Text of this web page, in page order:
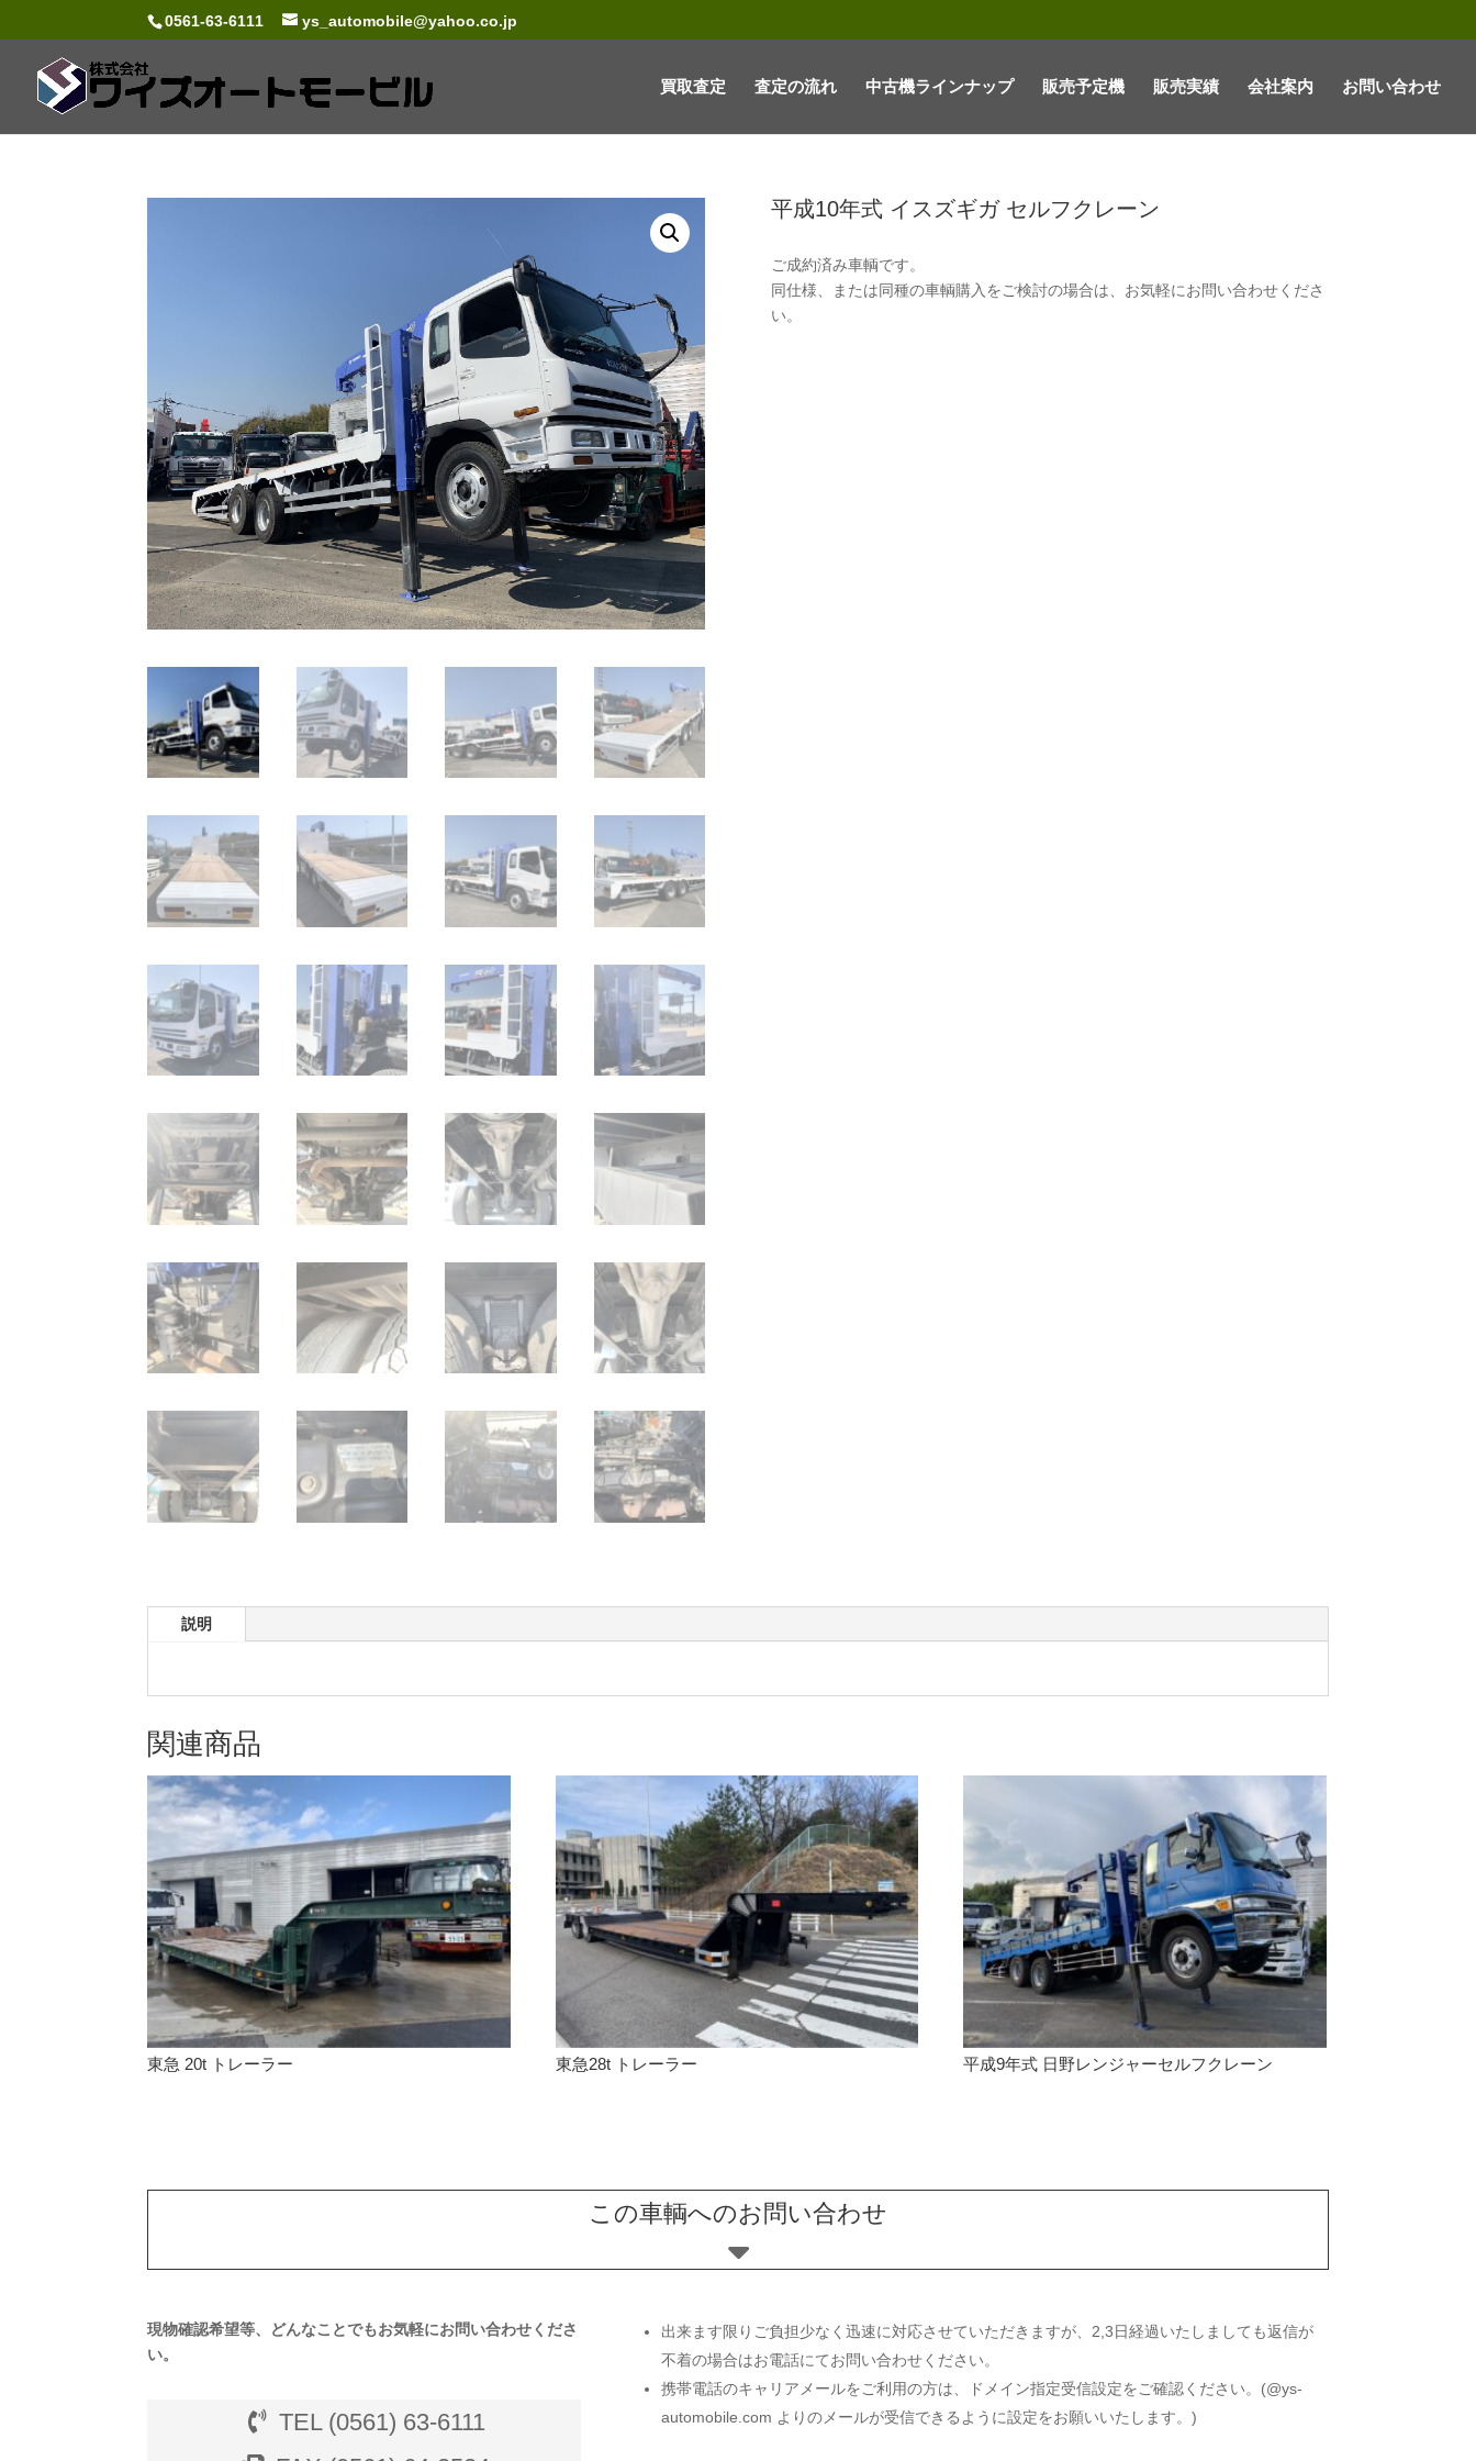
0561-63-6111 ys_automobile@yahoo.co.jp
買取査定 査定の流れ 中古機ラインナップ 販売予定機 販売実績 会社案内 お問い合わせ
平成10年式 イスズギガ セルフクレーン
ご成約済み車輌です。
同仕様、または同種の車輌購入をご検討の場合は、お気軽にお問い合わせくださ
い。
説明
関連商品
東急 20t トレーラー 東急28t トレーラー 平成9年式 日野レンジャーセルフクレーン
この車輌へのお問い合わせ
現物確認希望等、どんなことでもお気軽にお問い合わせくださ
い。
TEL (0561) 63-6111
出来ます限りご負担少なく迅速に対応させていただきますが、2,3日経過いたしましても返信が
不着の場合はお電話にてお問い合わせください。
携帯電話のキャリアメールをご利用の方は、ドメイン指定受信設定をご確認ください。(@ys-
automobile.com よりのメールが受信できるように設定をお願いいたします。)